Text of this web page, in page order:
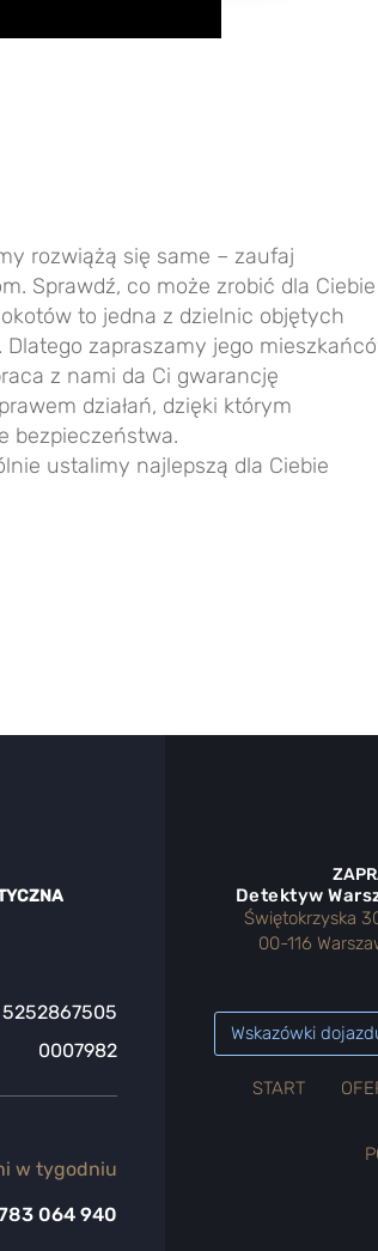
rozwiążą się same – zaufaj
Sprawdź, co może zrobić dla Ciebie
to jedna z dzielnic objętych
Dlatego zapraszamy jego
z nami da Ci gwarancję
działań, dzięki którym
bezpieczeństwa.
ustalimy najlepszą dla Ciebie
5252867505
0007982
w tygodniu
064 940
Detektyw
Świętokrzyska
00-116
Wskazówki
START